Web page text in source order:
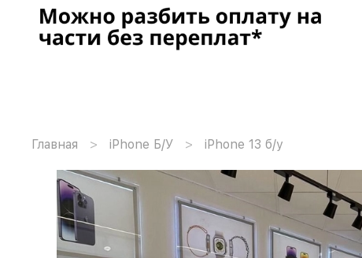
Главная iPhone Б/У iPhone 13 б/у